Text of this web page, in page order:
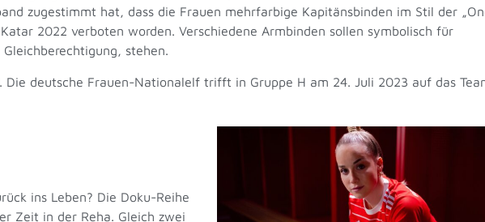
zugestimmt hat, dass die Frauen mehrfarbige Kapitänsbinden im Stil der
2022 verboten worden. Verschiedene Armbinden sollen symbolisch für
stehen.
deutsche Frauen-Nationalelf trifft in Gruppe H am 24. Juli 2023 auf das
ins Leben? Die Doku-Reihe
Zeit in der Reha. Gleich zwei